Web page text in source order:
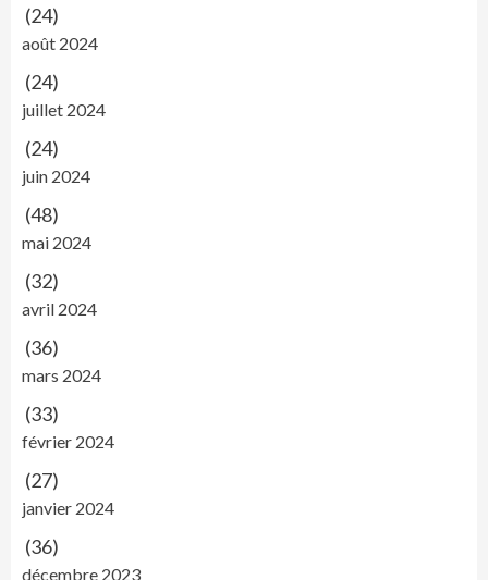
(24)
août 2024
(24)
juillet 2024
(24)
juin 2024
(48)
mai 2024
(32)
avril 2024
(36)
mars 2024
(33)
février 2024
(27)
janvier 2024
(36)
décembre 2023